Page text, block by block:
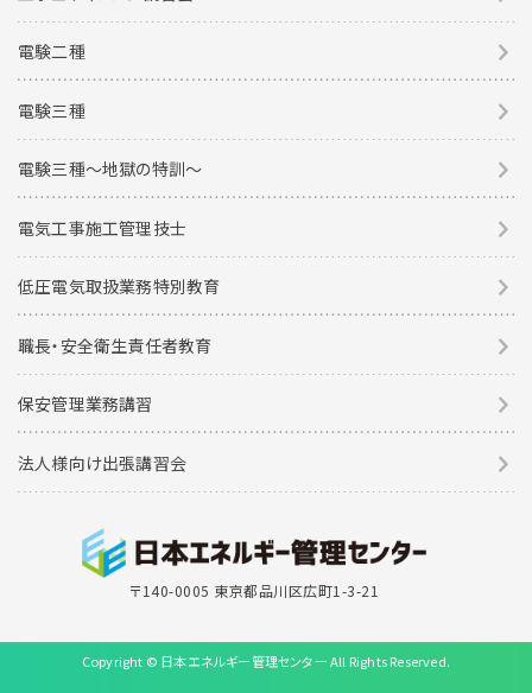
電験二種
電験三種
電験三種〜地獄の特訓〜
電気工事施工管理技士
低圧電気取扱業務特別教育
職長・安全衛生責任者教育
保安管理業務講習
法人様向け出張講習会
〒140-0005 東京都品川区広町1-3-21
Copyright © 日本エネルギー管理センター All Rights Reserved.